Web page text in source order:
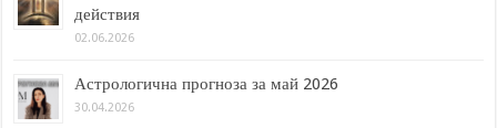
действия
02.06.2026
Астрологична прогноза за май 2026
30.04.2026